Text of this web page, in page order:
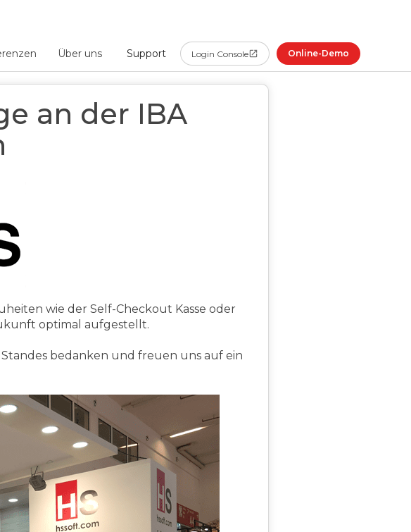
Über uns Support Login Console Online-Demo
an der IBA
wie der Self-Checkout Kasse oder
optimal aufgestellt.
bedanken und freuen uns auf ein